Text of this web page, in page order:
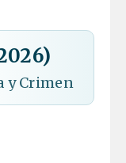
y Crimen